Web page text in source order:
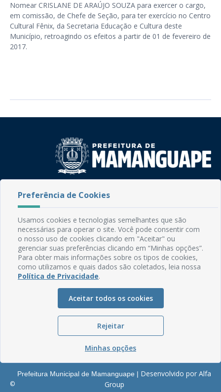
Nomear CRISLANE DE ARAÚJO SOUZA para exercer o cargo,
em comissão, de Chefe de Seção, para ter exercício no Centro
Cultural Fênix, da Secretaria Educação e Cultura deste
Município, retroagindo os efeitos a partir de 01 de fevereiro de
2017.
CEP: 58.280-000 - Mamanguape/PB
Email: comunicacao@mamanguape.pb.gov.br
Expediente: Segunda à Sexta, das 08h às 13h
Mapa do Site
Perguntas frequentes
Glossário
Serviços Internos
©
Prefeitura Municipal de Mamanguape | Desenvolvido por Alfa
Group
Preferência de Cookies
Usamos cookies e tecnologias semelhantes que são
necessárias para operar o site. Você pode consentir com
o nosso uso de cookies clicando em "Aceitar" ou
gerenciar suas preferências clicando em “Minhas opções”.
Para obter mais informações sobre os tipos de cookies,
como utilizamos e quais dados são coletados, leia nossa
Política de Privacidade.
Aceitar todos os cookies
Rejeitar
Minhas opções